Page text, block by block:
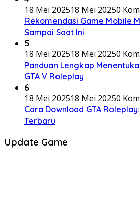
18 Mei 202518 Mei 20250
Rekomendasi Game Mobile
Sampai Saat Ini
5
18 Mei 202518 Mei 20250
Panduan Lengkap
GTA V Roleplay
6
18 Mei 202518 Mei 20250
Cara Download GTA
Terbaru
Update Game